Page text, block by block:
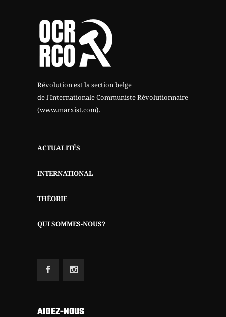
Révolution est la section belge
de l'Internationale Communiste Révolutionnaire
(www.marxist.com).
ACTUALITÉS
INTERNATIONAL
THÉORIE
QUI SOMMES-NOUS?
AIDEZ-NOUS